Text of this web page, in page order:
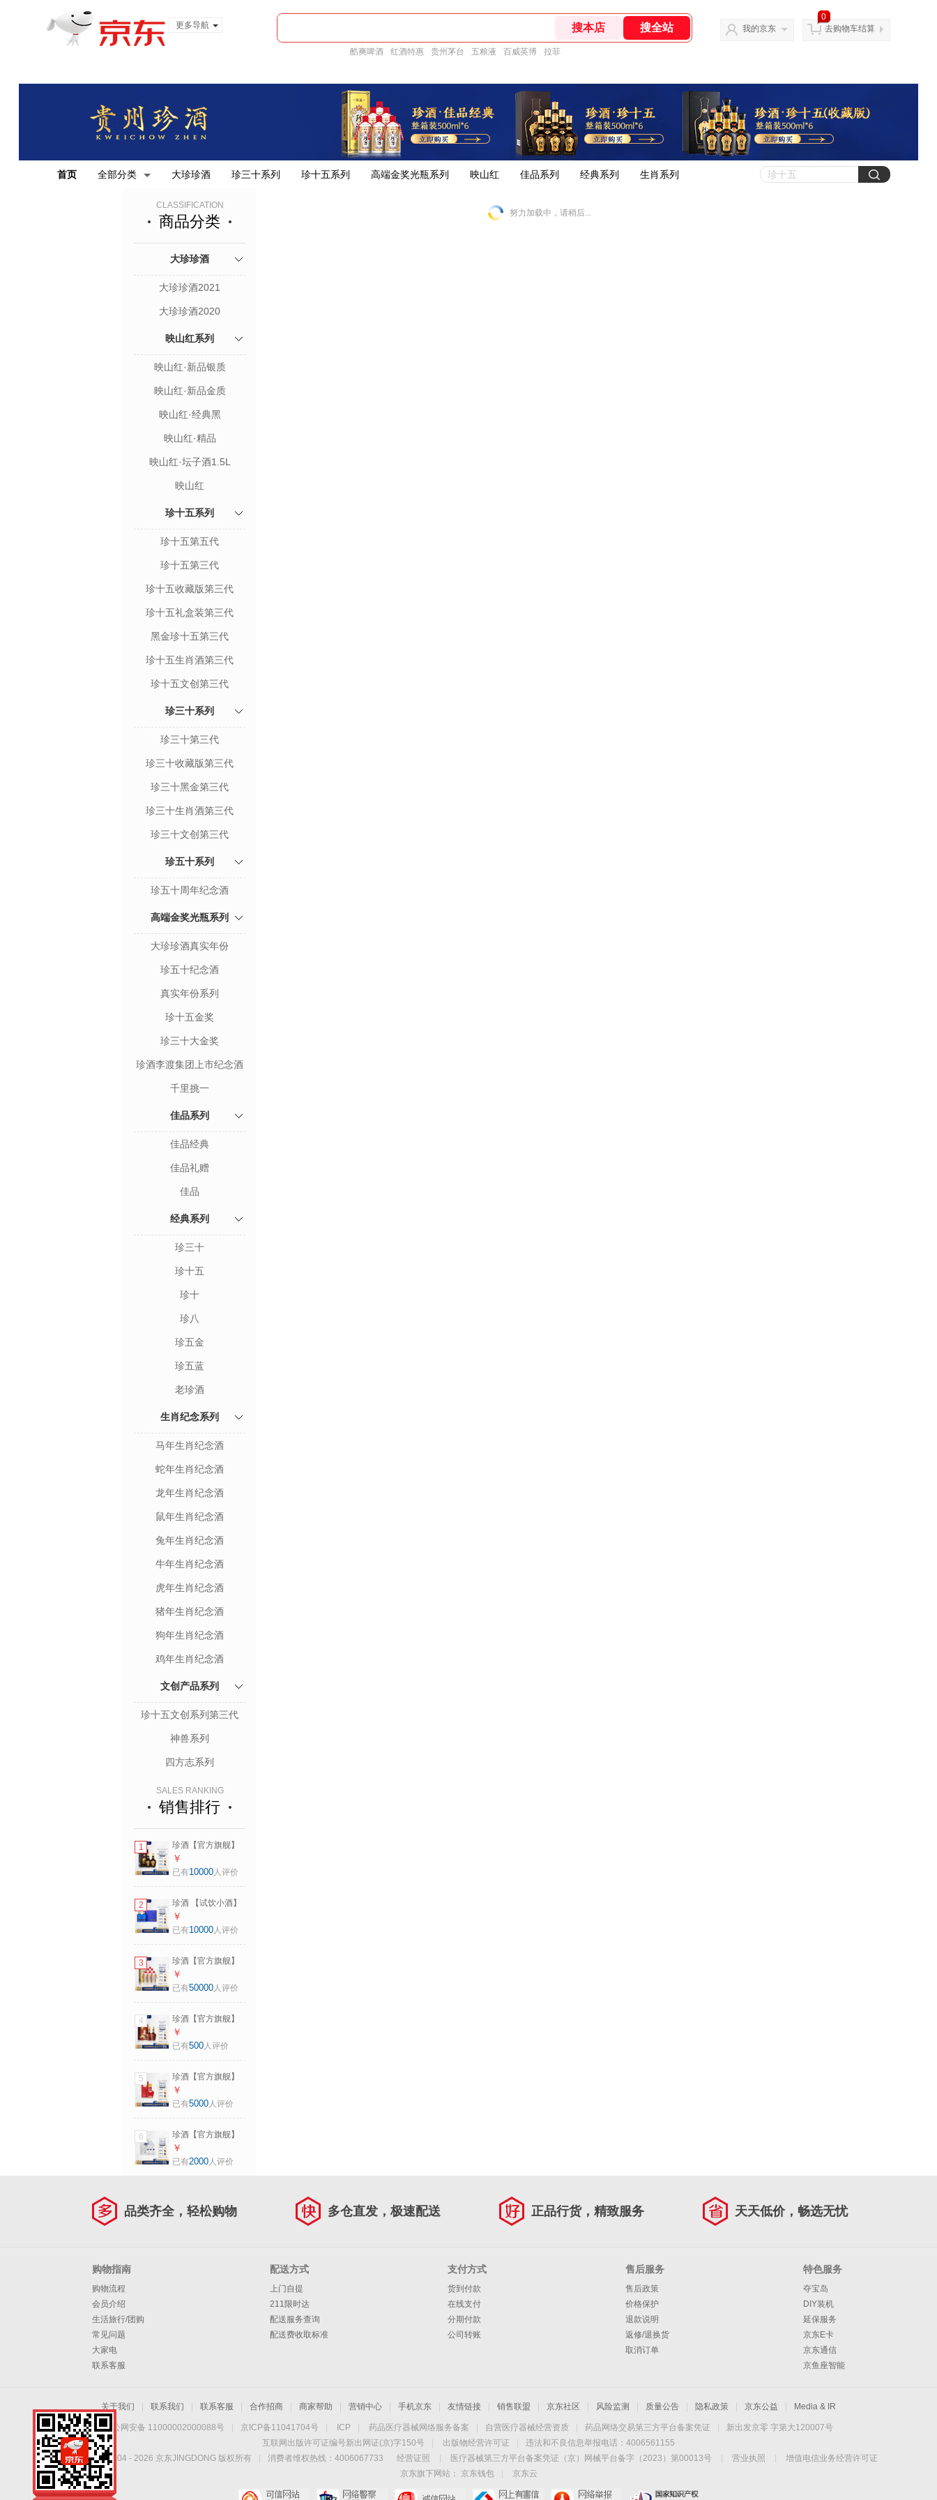
更多导航
酷爽啤酒 红酒特惠 贵州茅台 五粮液 百威英博 拉菲
我的京东
0
去购物车结算
首页 全部分类 大珍珍酒 珍三十系列 珍十五系列 高端金奖光瓶系列 映山红 佳品系列 经典系列 生肖系列
CLASSIFICATION
商品分类
大珍珍酒
大珍珍酒2021
大珍珍酒2020
映山红系列
映山红·新品银质
映山红·新品金质
映山红·经典黑
映山红·精品
映山红·坛子酒1.5L
映山红
珍十五系列
珍十五第五代
珍十五第三代
珍十五收藏版第三代
珍十五礼盒装第三代
黑金珍十五第三代
珍十五生肖酒第三代
珍十五文创第三代
珍三十系列
珍三十第三代
珍三十收藏版第三代
珍三十黑金第三代
珍三十生肖酒第三代
珍三十文创第三代
珍五十系列
珍五十周年纪念酒
高端金奖光瓶系列
大珍珍酒真实年份
珍五十纪念酒
真实年份系列
珍十五金奖
珍三十大金奖
珍酒李渡集团上市纪念酒
千里挑一
佳品系列
佳品经典
佳品礼赠
佳品
经典系列
珍三十
珍十五
珍十
珍八
珍五金
珍五蓝
老珍酒
生肖纪念系列
马年生肖纪念酒
蛇年生肖纪念酒
龙年生肖纪念酒
鼠年生肖纪念酒
兔年生肖纪念酒
牛年生肖纪念酒
虎年生肖纪念酒
猪年生肖纪念酒
狗年生肖纪念酒
鸡年生肖纪念酒
文创产品系列
珍十五文创系列第三代
神兽系列
四方志系列
SALES RANKING
销售排行
1
珍酒【官方旗舰】
珍十五（15） 酱香
型白酒 贵州名酒 商
第三代双瓶
￥
已有10000人评价
2
珍酒 【试饮小酒】
佳品礼赠·小酒 酱香
型白酒 大曲坤沙 53
￥
已有10000人评价
3
珍酒【官方旗舰】
佳品经典 酱香型白
酒 纯粮酒口粮酒 宴
典整箱
￥
已有50000人评价
4
珍酒【官方旗舰】
珍十五马年生肖纪
念酒 酱香型白酒 收
双瓶装送礼袋
￥
已有500人评价
5
珍酒【官方旗舰】
映山红精品红小酒
酱香型白酒 纯粮酿
精品小酒
￥
已有5000人评价
6
珍酒【官方旗舰】
映山红银质 酱香型
白酒 贵州名酒 纯粮
￥
已有2000人评价
努力加载中，请稍后...
品类齐全，轻松购物 多仓直发，极速配送 正品行货，精致服务 天天低价，畅选无忧
购物指南
购物流程
会员介绍
生活旅行/团购
常见问题
大家电
联系客服
配送方式
上门自提
211限时达
配送服务查询
配送费收取标准
支付方式
货到付款
在线支付
分期付款
公司转账
售后服务
售后政策
价格保护
退款说明
返修/退换货
取消订单
特色服务
夺宝岛
DIY装机
延保服务
京东E卡
京东通信
京鱼座智能
关于我们 联系我们 联系客服 合作招商 商家帮助 营销中心 手机京东 友情链接 销售联盟 京东社区 风险监测 质量公告 隐私政策 京东公益 Media & IR
京公网安备 11000002000088号 京ICP备11041704号 ICP 药品医疗器械网络服务备案 自营医疗器械经营资质 药品网络交易第三方平台备案凭证
新出发京零 字第大120007号
互联网出版许可证编号新出网证(京)字150号
出版物经营许可证
违法和不良信息举报电话：4006561155
Copyright © 2004 - 2026 京东JINGDONG 版权所有 消费者维权热线：4006067733 经营证照 医疗器械第三方平台备案凭证（京）网械平台备字（2023）第00013号 营业执照
增值电信业务经营许可证
京东旗下网站：
京东钱包
京东云
手机扫一扫，劲爆优
惠触手可得！